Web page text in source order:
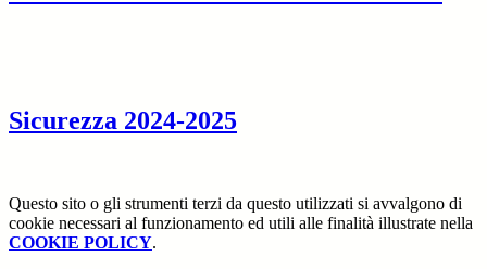
Sicurezza 2024-2025
Questo sito o gli strumenti terzi da questo utilizzati si avvalgono di
cookie necessari al funzionamento ed utili alle finalità illustrate nella
COOKIE POLICY.